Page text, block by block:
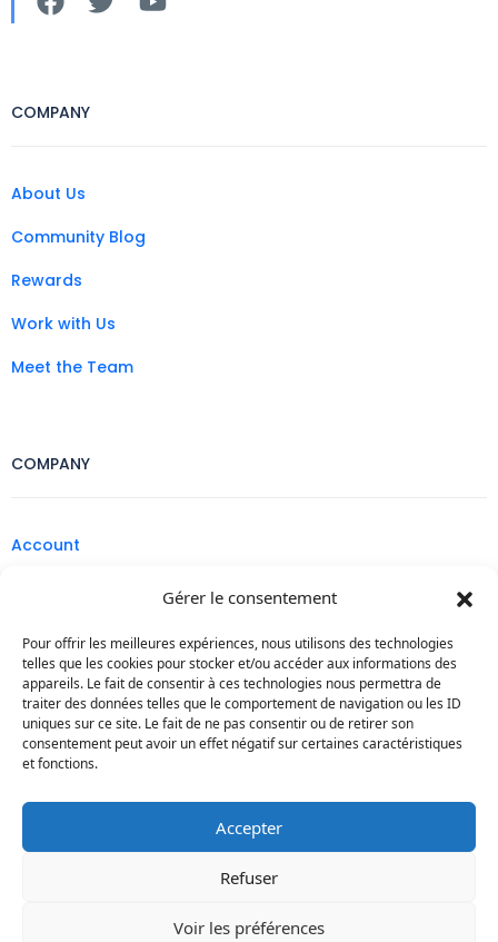
Gérer le consentement
Pour offrir les meilleures expériences, nous utilisons des technologies
telles que les cookies pour stocker et/ou accéder aux informations des
appareils. Le fait de consentir à ces technologies nous permettra de
traiter des données telles que le comportement de navigation ou les ID
uniques sur ce site. Le fait de ne pas consentir ou de retirer son
consentement peut avoir un effet négatif sur certaines caractéristiques
et fonctions.
Accepter
Refuser
Voir les préférences
COMPANY
About Us
Community Blog
Rewards
Work with Us
Meet the Team
COMPANY
Account
Contact
Affiliate Program
Privacy Policy
Contacter nous